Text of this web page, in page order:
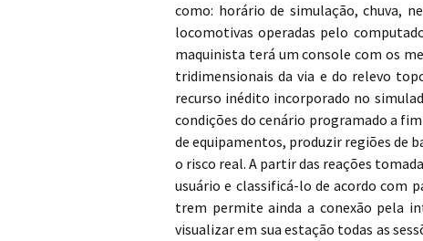
como: horário de simulação, chuva,
locomotivas operadas pelo
maquinista terá um console com os
tridimensionais da via e do relevo
recurso inédito incorporado no
condições do cenário programado a
de equipamentos, produzir regiões de
o risco real. A partir das reações
usuário e classificá-lo de acordo com
trem permite ainda a conexão pela
visualizar em sua estação todas as